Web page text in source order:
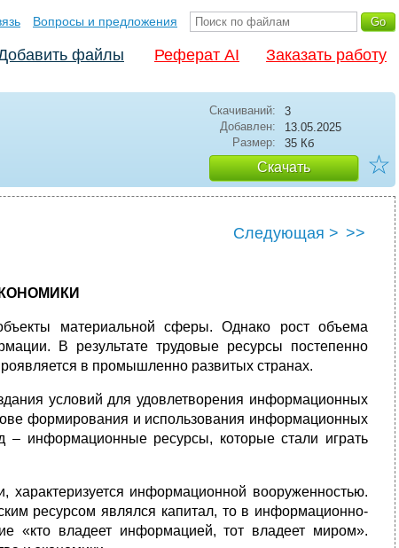
Вопросы и предложения
файлы Реферат AI Заказать работу
Скачиваний:
3
Добавлен:
13.05.2025
Размер:
35 Кб
Скачать ☆
Следующая > >>
материальной сферы. Однако рост объема
В результате трудовые ресурсы постепенно
в промышленно развитых странах.
условий для удовлетворения информационных
формирования и использования информационных
информационные ресурсы, которые стали играть
информационной вооруженностью.
ресурсом являлся капитал, то в информационно-
«кто владеет информацией, тот владеет миром».